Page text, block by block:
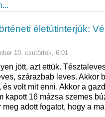
életútinterjúk:
10. csütörtök, 6:01
jött, azt ettük.
szárazbab leves. Akkor
és volt mit enni. Akkor a
kapott 16 mázsa szemes
meg adott fogatot, hogy a